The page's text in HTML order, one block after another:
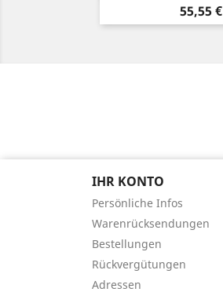
Preis
55,55 €
IHR KONTO
Persönliche Infos
Warenrücksendungen
Bestellungen
Rückvergütungen
Adressen